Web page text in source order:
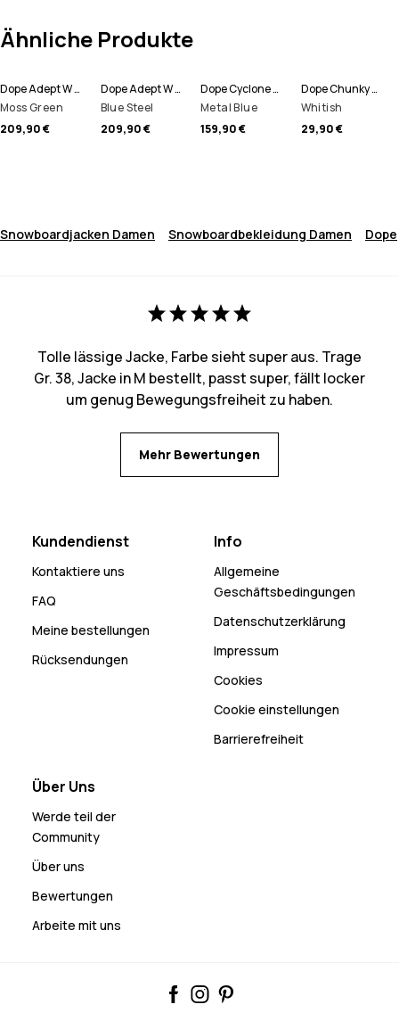
Ähnliche Produkte
Dope Adept W Snowboardjacke Damen
Moss Green
209,90 €
Dope Adept W Snowboardjacke Damen
Blue Steel
209,90 €
Dope Cyclone W Snowboardjacke Damen
Metal Blue
159,90 €
Dope Chunky Mütze
Whitish
29,90 €
Snowboardjacken Damen Snowboardbekleidung Damen Dope
Tolle lässige Jacke, Farbe sieht super aus. Trage
Gr. 38, Jacke in M bestellt, passt super, fällt locker
um genug Bewegungsfreiheit zu haben.
Mehr Bewertungen
Kundendienst
Kontaktiere uns
FAQ
Meine bestellungen
Rücksendungen
Info
Allgemeine
Geschäftsbedingungen
Datenschutzerklärung
Impressum
Cookies
Cookie einstellungen
Barrierefreiheit
Über Uns
Werde teil der
Community
Über uns
Bewertungen
Arbeite mit uns